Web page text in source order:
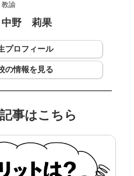
教諭
中野 莉果
プロフィール
の情報を見る
事はこちら